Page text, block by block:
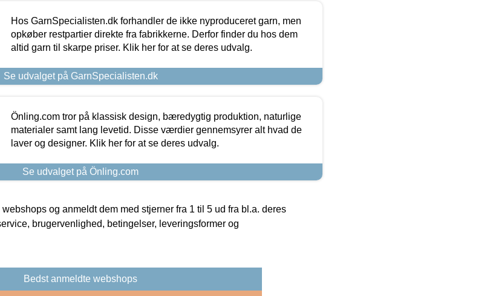
Hos GarnSpecialisten.dk forhandler de ikke nyproduceret garn, men
opkøber restpartier direkte fra fabrikkerne. Derfor finder du hos dem
altid garn til skarpe priser. Klik her for at se deres udvalg.
Se udvalget på GarnSpecialisten.dk
Önling.com tror på klassisk design, bæredygtig produktion, naturlige
materialer samt lang levetid. Disse værdier gennemsyrer alt hvad de
laver og designer. Klik her for at se deres udvalg.
Se udvalget på Önling.com
og anmeldt dem med stjerner fra 1 til 5 ud fra bl.a. deres
brugervenlighed, betingelser, leveringsformer og
Bedst anmeldte webshops